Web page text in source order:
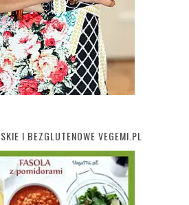
I BEZGLUTENOWE VEGEMI.PL